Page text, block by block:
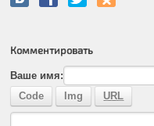
Комментировать
Ваше имя: